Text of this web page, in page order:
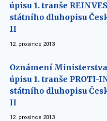
úpisu 1. tranše
státního dluhopisu
II
12. prosince 2013
Oznámení
úpisu 1. tranše PROTI-
státního dluhopisu
II
12. prosince 2013